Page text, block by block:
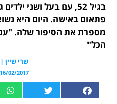
בגיל 52, עם בעל ושני
פתאום באישה. היום היא
מספרת את הסיפור שלה.
הכל"
שרי שיין
16/02/2017